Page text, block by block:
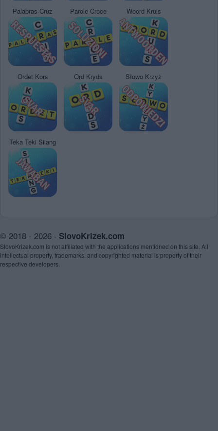
Palabras Cruz Parole Croce Woord Kruis
Ordet Kors Ord Kryds Słowo Krzyż
Teka Teki Silang
© 2018 - 2026 · SlovoKrizek.com
SlovoKrizek.com is not affiliated with the applications mentioned on this site. All
intellectual property, trademarks, and copyrighted material is property of their
respective developers.